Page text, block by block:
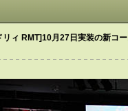
リィ RMT]10月27日実装の新コ